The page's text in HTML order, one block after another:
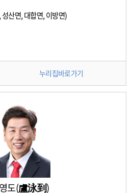
산면, 대합면, 이방면)
누리집바로가기
도(盧泳到)